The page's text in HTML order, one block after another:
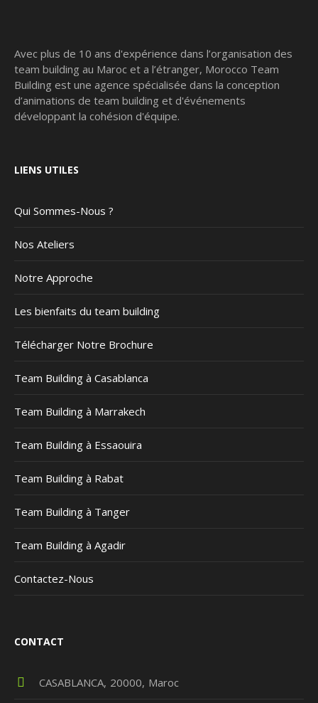
Avec plus de 10 ans d'expérience dans l’organisation des
team building au Maroc et a l’étranger, Morocco Team
Building est une agence spécialisée dans la conception
d’animations de team building et d'événements
développant la cohésion d'équipe.
LIENS UTILES
Qui Sommes-Nous ?
Nos Ateliers
Notre Approche
Les bienfaits du team building
Télécharger Notre Brochure
Team Building à Casablanca
Team Building à Marrakech
Team Building à Essaouira
Team Building à Rabat
Team Building à Tanger
Team Building à Agadir
Contactez-Nous
CONTACT
CASABLANCA 20000 Maroc